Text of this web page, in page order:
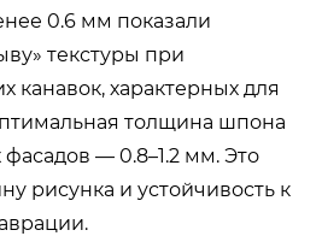
0.6 мм показали
текстуры при
канавок, характерных для
толщина шпона
— 0.8–1.2 мм. Это
рисунка и устойчивость к